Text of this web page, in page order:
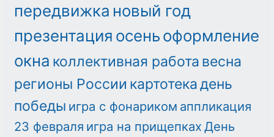
передвижка новый год
презентация осеньоформление
окна коллективная работа весна
регионы России картотекадень
победы игра с фонариком аппликация
23 февраля игра на прищепках День